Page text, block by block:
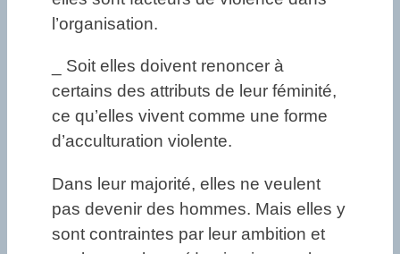
l’organisation.
_ Soit elles doivent renoncer à
certains des attributs de leur féminité,
ce qu’elles vivent comme une forme
d’acculturation violente.
Dans leur majorité, elles ne veulent
pas devenir des hommes. Mais elles y
sont contraintes par leur ambition et